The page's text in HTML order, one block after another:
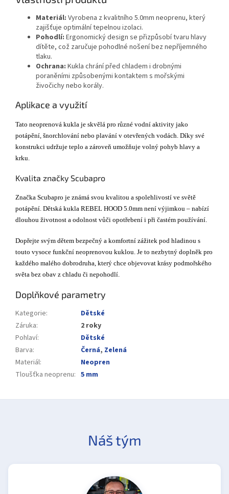
Materiál: Vyrobena z kvalitního 5.0mm neoprenu, který
zajišťuje optimální tepelnou izolaci.
Pohodlí: Ergonomický design se přizpůsobí tvaru hlavy
dítěte, což zaručuje pohodlné nošení bez nepříjemného
tlaku.
Ochrana: Kukla chrání před chladem i drobnými
poraněními způsobenými kontaktem s mořskými
živočichy nebo korály.
Aplikace a využití
Tato neoprenová kukla je skvělá pro různé vodní aktivity jako
potápění, šnorchlování nebo plavání v otevřených vodách. Díky své
konstrukci udržuje teplo a zároveň umožňuje volný pohyb hlavy a
krku.
Kvalita značky Scubapro
Značka Scubapro je známá svou kvalitou a spolehlivostí ve světě
potápění. Dětská kukla REBEL HOOD 5.0mm není výjimkou – nabízí
dlouhou životnost a odolnost vůči opotřebení i při častém používání.
Dopřejte svým dětem bezpečný a komfortní zážitek pod hladinou s
touto vysoce funkční neoprenovou kuklou. Je to nezbytný doplněk pro
každého malého dobrodruha, který chce objevovat krásy podmořského
světa bez obav z chladu či nepohodlí.
Doplňkové parametry
Kategorie:
Dětské
Záruka:
2 roky
Pohlaví:
Dětské
Barva: Černá, Zelená
Materiál:
Neopren
Tloušťka neoprenu: 5 mm
Náš tým